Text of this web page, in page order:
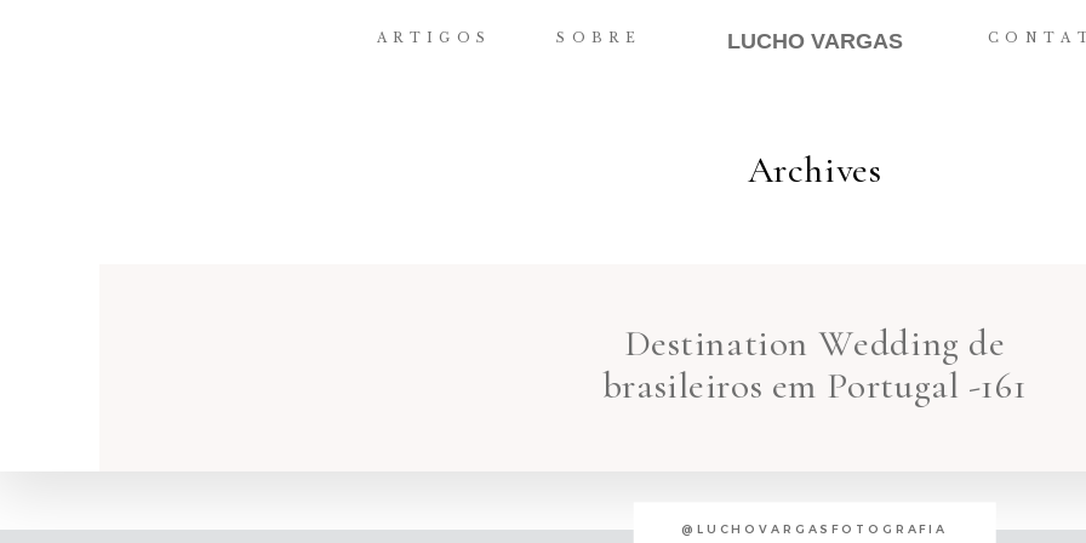
ARTIGOS SOBRE LUCHO VARGAS
Archives
Destination Wedding de
brasileiros em Portugal -161
@LUCHOVARGASFOTOGRAFIA